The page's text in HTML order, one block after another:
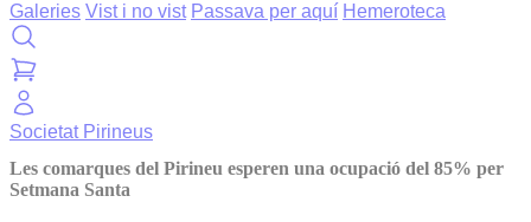
Galeries Vist i no vist Passava per aquí Hemeroteca
Societat Pirineus
Les comarques del Pirineu esperen una ocupació del 85% per
Setmana Santa